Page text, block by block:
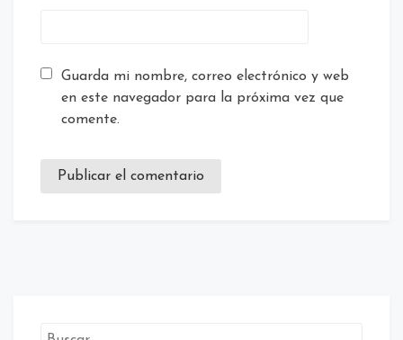
Guarda mi nombre, correo electrónico y web
en este navegador para la próxima vez que
comente.
Buscar: